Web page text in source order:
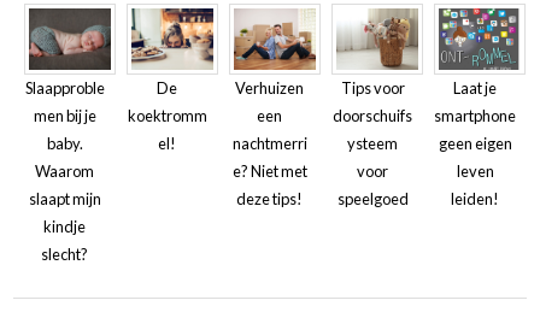
Slaapproble
men bij je
baby.
Waarom
slaapt mijn
kindje
slecht?
De
koektromm
el!
Verhuizen
een
nachtmerri
e? Niet met
deze tips!
Tips voor
doorschuifs
ysteem
voor
speelgoed
Laat je
smartphone
geen eigen
leven
leiden!